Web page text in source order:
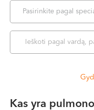
Pasirinkite pagal
Kas yra